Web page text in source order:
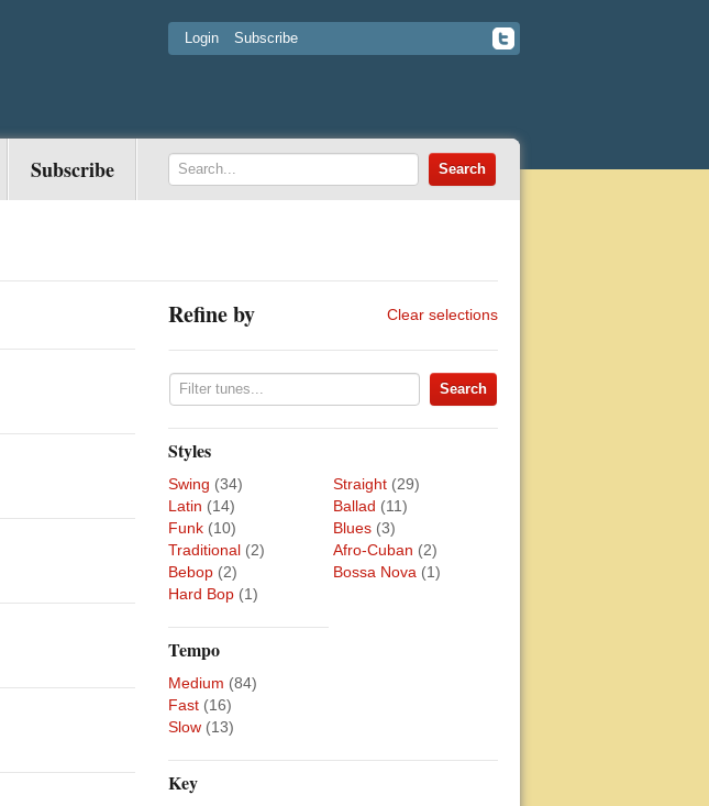
Login Subscribe
Subscribe
Refine by Clear selections
Styles
Swing (34) Straight (29)
Latin (14) Ballad (11)
Funk (10) Blues (3)
Traditional (2) Afro-Cuban (2)
Bebop (2) Bossa Nova (1)
Hard Bop (1)
Tempo
Medium (84)
Fast (16)
Slow (13)
Key